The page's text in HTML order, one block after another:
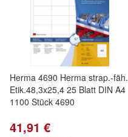
Herma 4690 Herma strap.-fäh.
Etik.48,3x25,4 25 Blatt DIN A4
1100 Stück 4690
41,91 €